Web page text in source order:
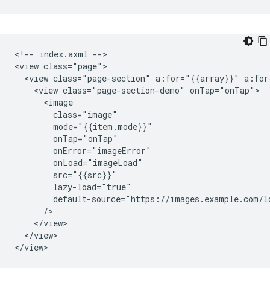
<!-- index.axml -->
<view class="page">
<view class="page-section" a:for="{{array}}"
    <view class="page-section-demo" onTap="onTap">
      <image
        class="image"
        mode="{{item.mode}}"
        onTap="onTap"
        onError="imageError"
        onLoad="imageLoad"
        src="{{src}}"
        lazy-load="true"
default-source="https://images.example.com/
      />
    </view>
  </view>